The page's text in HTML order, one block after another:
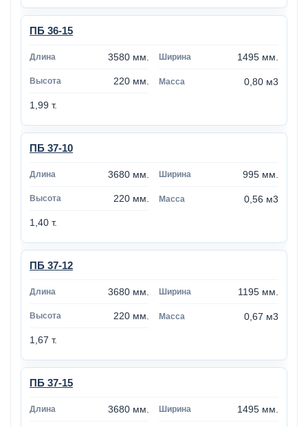
ПБ 36-15
3580 мм. 1495 мм.
220 мм. 0,80 м3
1,99 т.
ПБ 37-10
3680 мм. 995 мм.
220 мм. 0,56 м3
1,40 т.
ПБ 37-12
3680 мм. 1195 мм.
220 мм. 0,67 м3
1,67 т.
ПБ 37-15
3680 мм. 1495 мм.